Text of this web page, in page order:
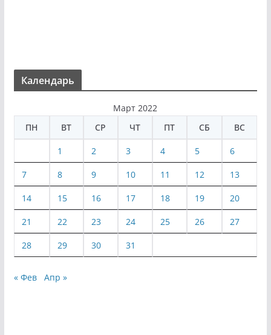
Календарь
Март 2022
ПН
ВТ СР ЧТ ПТ СБ ВС
1 2 3 4 5 6
7 8 9 10 11 12 13
14 15 16 17 18 19 20
21 22 23 24 25 26 27
28 29 30 31
« Фев Апр »